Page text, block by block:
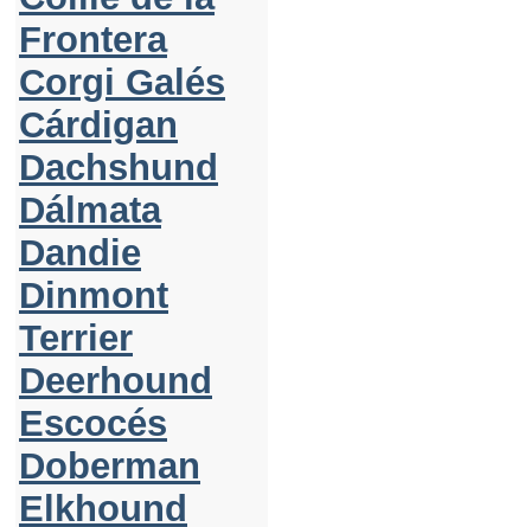
Frontera
Corgi Galés
Cárdigan
Dachshund
Dálmata
Dandie
Dinmont
Terrier
Deerhound
Escocés
Doberman
Elkhound